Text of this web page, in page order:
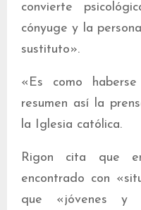
convierte
cónyuge y la
sustituto».
«Es como
resumen así la
la Iglesia católica.
Rigon cita que
encontrado con
que «jóvenes y